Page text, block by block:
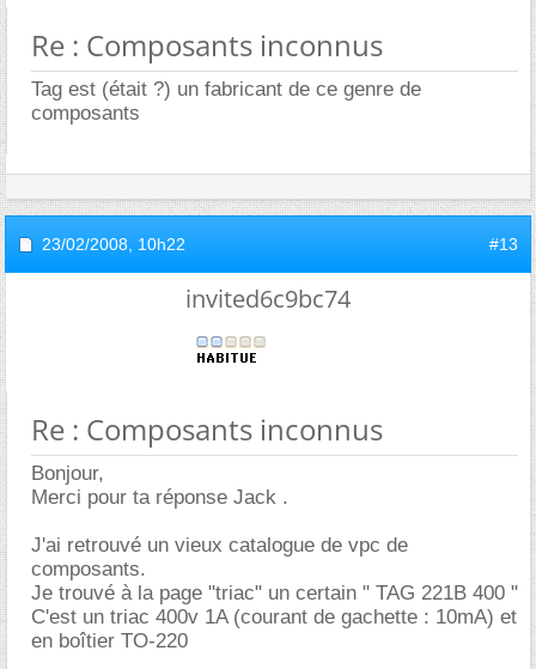
Re : Composants inconnus
Tag est (était ?) un fabricant de ce genre de
composants
23/02/2008, 10h22 #13
invited6c9bc74
Re : Composants inconnus
Bonjour,
Merci pour ta réponse Jack .
J'ai retrouvé un vieux catalogue de vpc de
composants.
Je trouvé à la page "triac" un certain " TAG 221B 400 "
C'est un triac 400v 1A (courant de gachette : 10mA) et
en boîtier TO-220